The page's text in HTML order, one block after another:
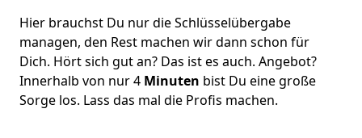
Hier brauchst Du nur die Schlüsselübergabe
managen, den Rest machen wir dann schon für
Dich. Hört sich gut an? Das ist es auch. Angebot?
Innerhalb von nur 4 Minuten bist Du eine große
Sorge los. Lass das mal die Profis machen.